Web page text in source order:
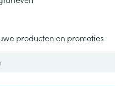
producten en promoties